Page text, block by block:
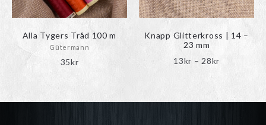
Alla Tygers Tråd 100 m
Gütermann
35kr
Knapp Glitterkross | 14 –
23 mm
13kr – 28kr
28kr
väljas
på
produktsidan